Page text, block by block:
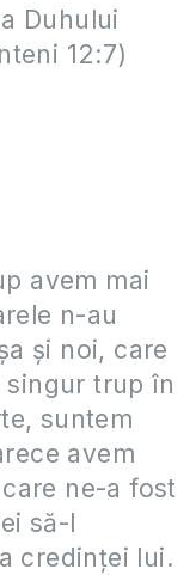
Duhului
12:7)
avem mai
n-au
şi noi, care
trup în
suntem
avem
ne-a fost
să-l
credinţei lui.